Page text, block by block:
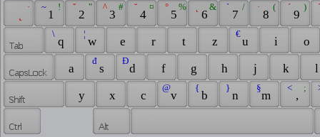
·
1
!
~
2
"
ˇ
3
#
^
4
¤
˘
5
%
°
6
&
7
/
`
8
(
·
9
)
´
q
\
w
¦
e r t z u
€
i
o
a
s
đ
d
Đ
f g h j k
y
x c v
@
b
{
n
}
m
§
,
;
<